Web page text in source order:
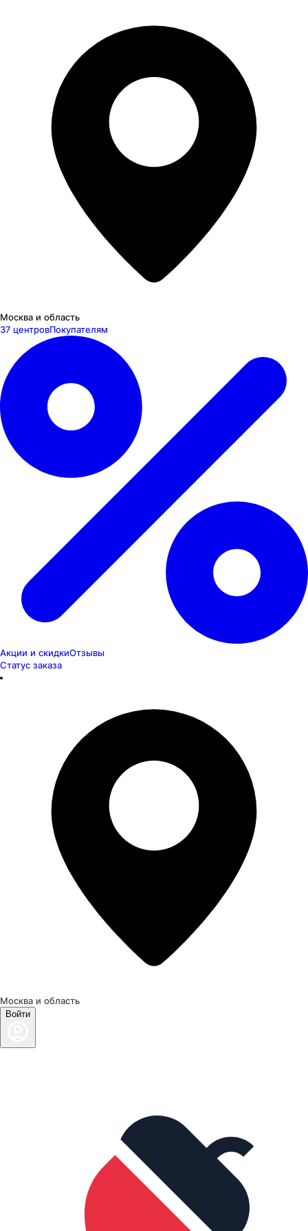
Москва и область
37 центровПокупателям
Акции и скидкиОтзывы
Статус заказа
Москва и область
Войти